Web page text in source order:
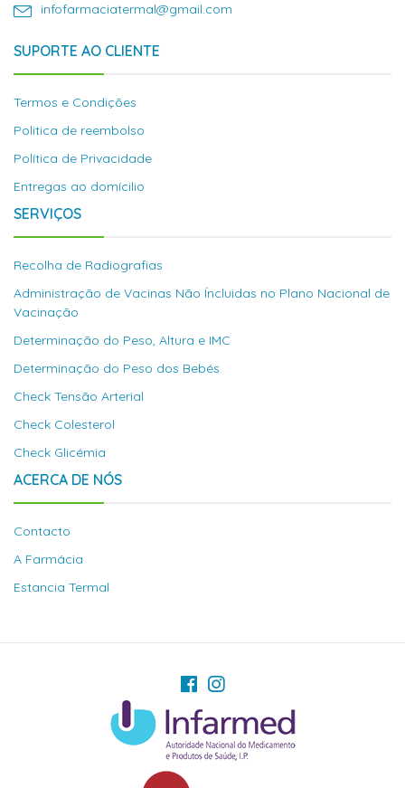
infofarmaciatermal@gmail.com
SUPORTE AO CLIENTE
Termos e Condições
Politica de reembolso
Política de Privacidade
Entregas ao domícilio
SERVIÇOS
Recolha de Radiografias
Administração de Vacinas Não Íncluidas no Plano Nacional de
Vacinação
Determinação do Peso, Altura e IMC
Determinação do Peso dos Bebés
Check Tensão Arterial
Check Colesterol
Check Glicémia
ACERCA DE NÓS
Contacto
A Farmácia
Estancia Termal